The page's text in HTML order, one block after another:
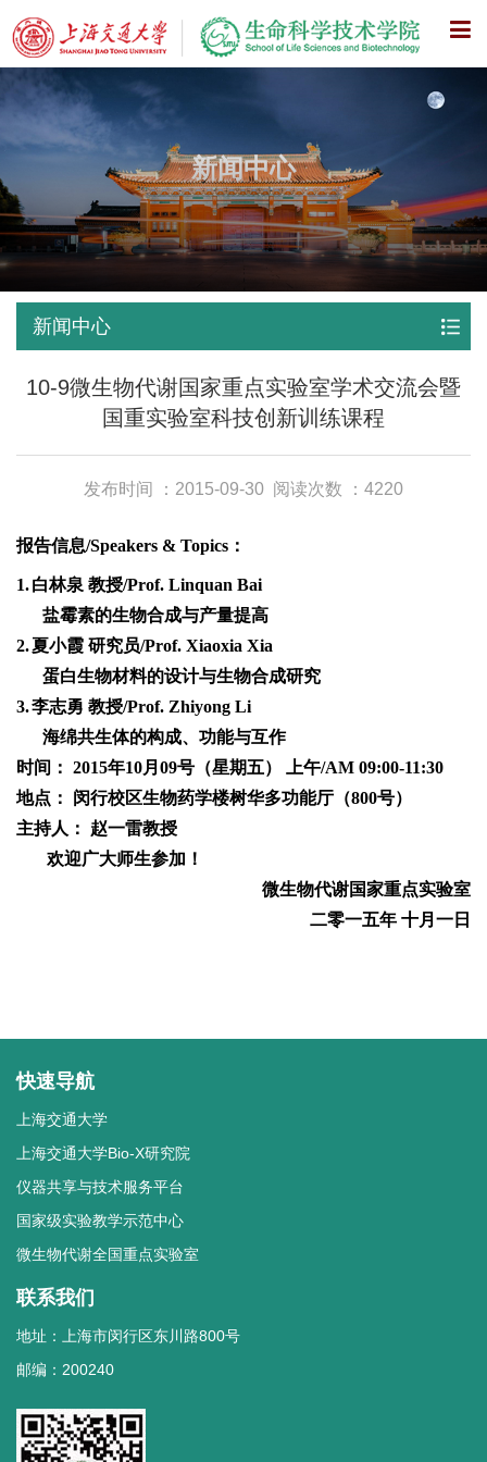
X
新闻中心
新闻中心
10-9微生物代谢国家重点实验室学术交流会暨
国重实验室科技创新训练课程
发布时间 ：2015-09-30 阅读次数 ：4220
报告信息/Speakers & Topics ：
1.白林泉 教授/Prof. Linquan Bai
盐霉素的生物合成与产量提高
2.夏小霞 研究员/Prof. Xiaoxia Xia
蛋白生物材料的设计与生物合成研究
3.李志勇 教授/Prof. Zhiyong Li
海绵共生体的构成、功能与互作
时间： 2015年10月 09号（星期五） 上午/AM 09:00-11:30
地点：
闵行校区生物药学楼树华多功能厅（800号）
主持人：
赵一雷教授
欢迎广大师生参加！
微生物代谢国家重点实验室
二零一五年 十月一日
快速导航
上海交通大学
上海交通大学Bio-X研究院
仪器共享与技术服务平台
国家级实验教学示范中心
微生物代谢全国重点实验室
联系我们
地址：上海市闵行区东川路800号
邮编：200240